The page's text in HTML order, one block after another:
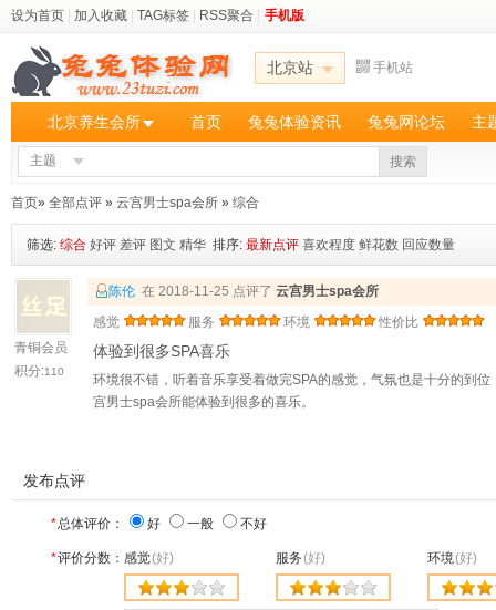
设为首页 加入收藏 TAG标签 RSS聚合 手机版
北京站 手机站
北京养生会所 首页 兔兔体验资讯 兔兔网论坛 主
主题 搜索
首页» 全部点评 » 云宫男士spa会所 » 综合
筛选: 综合 好评 差评 图文 精华 排序: 最新点评 喜欢程度 鲜花数 回应数量
青铜会员
积分:110
陈伦 在 2018-11-25 点评了 云宫男士spa会所
感觉
服务 环境 性价比
体验到很多SPA喜乐
环境很不错，听着音乐享受着做完SPA的感觉，气氛也是十分的到
宫男士spa会所能体验到很多的喜乐。
发布点评
*总体评价： 好 一般 不好
*评价分数： 感觉(好) 服务(好) 环境(好)